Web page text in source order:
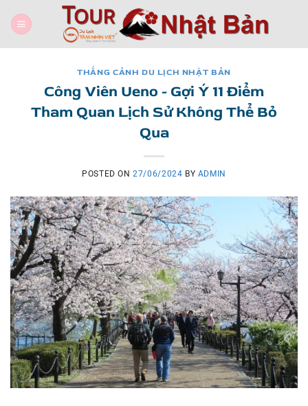
content
THẮNG CẢNH DU LỊCH NHẬT BẢN
Công Viên Ueno - Gợi Ý 11 Điểm
Tham Quan Lịch Sử Không Thể Bỏ
Qua
POSTED ON27/06/2024 BY ADMIN